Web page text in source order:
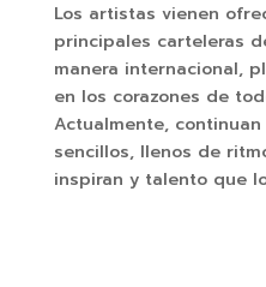
Los artistas vienen
principales carteleras
manera internacional,
en los corazones de
Actualmente,
sencillos, llenos de
inspiran y talento que